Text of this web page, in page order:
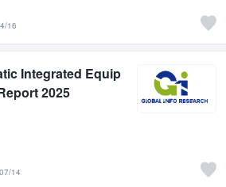
16
Integrated Equip
2025
14